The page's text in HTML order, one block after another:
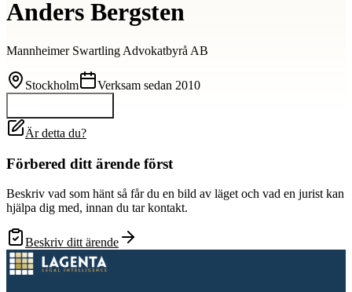
Anders Bergsten
Mannheimer Swartling Advokatbyrå AB
Stockholm Verksam sedan 2010
Är detta du?
Förbered ditt ärende först
Beskriv vad som hänt så får du en bild av läget och vad en jurist kan
hjälpa dig med, innan du tar kontakt.
Beskriv ditt ärende